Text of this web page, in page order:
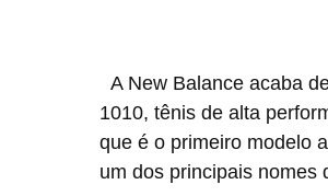
1010, tênis de alta
que é o primeiro modelo
um dos principais nomes